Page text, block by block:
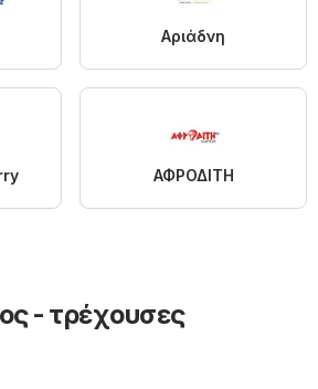
Αριάδνη
ΑΦΡΟΔΙΤΗ
- τρέχουσες